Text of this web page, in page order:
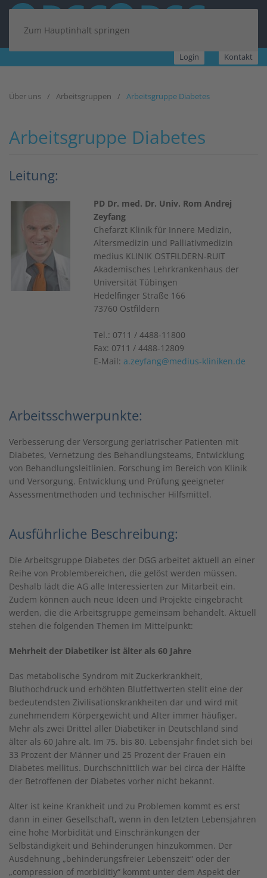
Zum Hauptinhalt springen
Login Kontakt
Über uns Arbeitsgruppen Arbeitsgruppe Diabetes
Arbeitsgruppe Diabetes
Leitung:
PD Dr. med. Dr. Univ. Rom Andrej
Zeyfang
Chefarzt Klinik für Innere Medizin,
Altersmedizin und Palliativmedizin
medius KLINIK OSTFILDERN-RUIT
Akademisches Lehrkrankenhaus der
Universität Tübingen
Hedelfinger Straße 166
73760 Ostfildern
Tel.: 0711 / 4488-11800
Fax: 0711 / 4488-12809
E-Mail: a.zeyfang@medius-kliniken.de
Arbeitsschwerpunkte:
Verbesserung der Versorgung geriatrischer Patienten mit
Diabetes, Vernetzung des Behandlungsteams, Entwicklung
von Behandlungsleitlinien. Forschung im Bereich von Klinik
und Versorgung. Entwicklung und Prüfung geeigneter
Assessmentmethoden und technischer Hilfsmittel.
Ausführliche Beschreibung:
Die Arbeitsgruppe Diabetes der DGG arbeitet aktuell an einer
Reihe von Problembereichen, die gelöst werden müssen.
Deshalb lädt die AG alle Interessierten zur Mitarbeit ein.
Zudem können auch neue Ideen und Projekte eingebracht
werden, die die Arbeitsgruppe gemeinsam behandelt. Aktuell
stehen die folgenden Themen im Mittelpunkt:
Mehrheit der Diabetiker ist älter als 60 Jahre
Das metabolische Syndrom mit Zuckerkrankheit,
Bluthochdruck und erhöhten Blutfettwerten stellt eine der
bedeutendsten Zivilisationskrankheiten dar und wird mit
zunehmendem Körpergewicht und Alter immer häufiger.
Mehr als zwei Drittel aller Diabetiker in Deutschland sind
älter als 60 Jahre alt. Im 75. bis 80. Lebensjahr findet sich bei
33 Prozent der Männer und 25 Prozent der Frauen ein
Diabetes mellitus. Durchschnittlich war bei circa der Hälfte
der Betroffenen der Diabetes vorher nicht bekannt.
Alter ist keine Krankheit und zu Problemen kommt es erst
dann in einer Gesellschaft, wenn in den letzten Lebensjahren
eine hohe Morbidität und Einschränkungen der
Selbständigkeit und Behinderungen hinzukommen. Der
Ausdehnung „behinderungsfreier Lebenszeit“ oder der
„compression of morbiditiy“ kommt unter dem Aspekt der